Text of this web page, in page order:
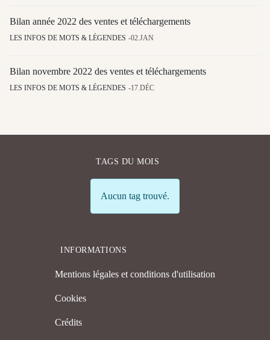
Bilan année 2022 des ventes et téléchargements
LES INFOS DE MOTS & LÉGENDES 02.JAN
Bilan novembre 2022 des ventes et téléchargements
LES INFOS DE MOTS & LÉGENDES 17.DÉC
TAGS DU MOIS
Info
Aucun tag trouvé.
INFORMATIONS
Mentions légales et conditions d'utilisation
Cookies
Crédits